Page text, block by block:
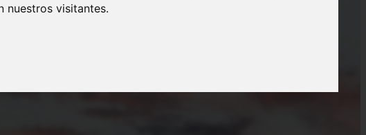
nuestros visitantes.